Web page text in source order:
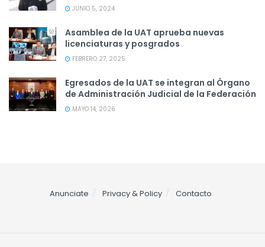
JUNIO 5, 2024
Asamblea de la UAT aprueba nuevas
licenciaturas y posgrados
FEBRERO 27, 2025
Egresados de la UAT se integran al Órgano
de Administración Judicial de la Federación
MAYO 14, 2026
Anunciate Privacy & Policy Contacto